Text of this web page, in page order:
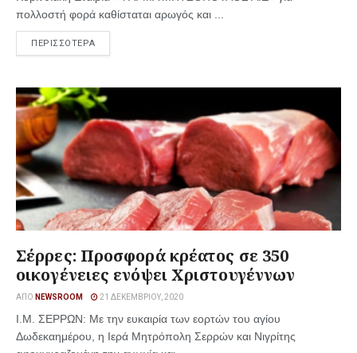
πολλοστή φορά καθίσταται αρωγός και ...
ΠΕΡΙΣΣΟΤΕΡΑ
Σέρρες: Προσφορά κρέατος σε 350
οικογένειες ενόψει Χριστουγέννων
ΑΠΌ NEWSROOM 21 ΔΕΚΕΜΒΡΊΟΥ, 2020
Ι.Μ. ΣΕΡΡΩΝ: Με την ευκαιρία των εορτών του αγίου
Δωδεκαημέρου, η Ιερά Μητρόπολη Σερρών και Νιγρίτης